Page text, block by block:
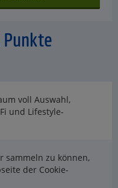
Punkte
voll Auswahl,
und Lifestyle-
sammeln zu können,
der Cookie-